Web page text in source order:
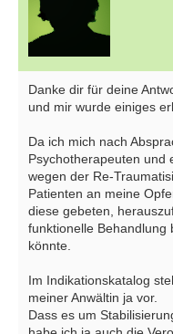
Danke dir für deine
und mir wurde einiges
Da ich mich nach
Psychotherapeuten und
wegen der Re-
Patienten an meine
diese gebeten,
funktionelle Behandlung
könnte.
Im Indikationskatalog
meiner Anwältin ja vor.
Dass es um